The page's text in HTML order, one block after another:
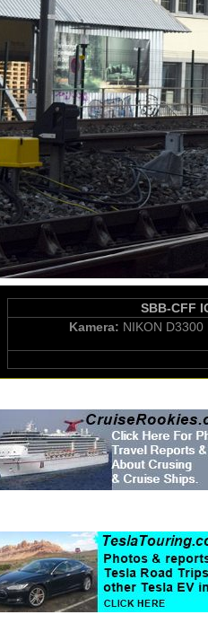
SBB-CFF
Kamera: NIKON D3300